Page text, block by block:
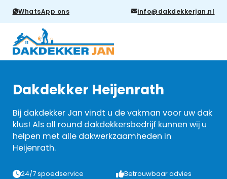
WhatsApp ons info@dakdekkerjan.nl
Dakdekker Heijenrath
Bij dakdekker Jan vindt u de vakman voor uw dak
klus! Als all round dakdekkersbedrijf kunnen wij u
helpen met alle dakwerkzaamheden in
Heijenrath.
24/7 spoedservice Betrouwbaar advies